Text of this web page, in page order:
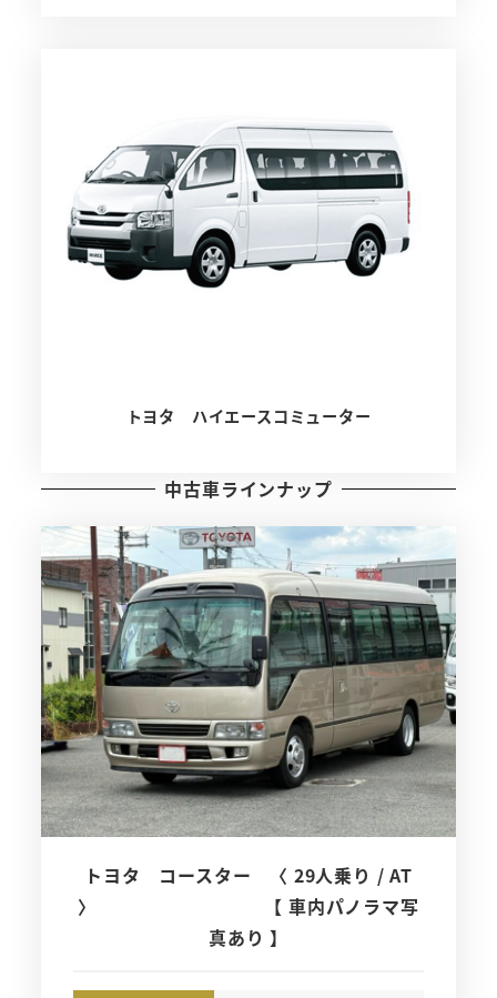
トヨタ ハイエースコミューター
中古車ラインナップ
トヨタ コースター 〈 29人乗り / AT
〉 【 車内パノラマ写
真あり 】